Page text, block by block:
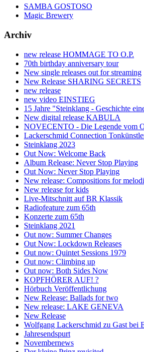
SAMBA GOSTOSO
Magic Brewery
Archiv
new release HOMMAGE TO O.P.
70th birthday anniversary tour
New single releases out for streaming
New Release SHARING SECRETS
new release
new video EINSTIEG
15 Jahre "Steinklang - Geschichte
New digital release KABULA
NOVECENTO - Die Legende vom
Lackerschmid Connection
Steinklang 2023
Out Now: Welcome Back
Album Release: Never Stop Playing
Out Now: Never Stop Playing
New release: Compositions for
New release for kids
Live-Mitschnitt auf BR Klassik
Radiofeature zum 65th
Konzerte zum 65th
Steinklang 2021
Out now: Summer Changes
Out Now: Lockdown Releases
Out now: Quintet Sessions 1979
Out now: Climbing up
Out now: Both Sides Now
KOPFHÖRER AUF! ?
Hörbuch Veröffentlichung
New Release: Ballads for two
New release: LAKE GENEVA
New Release
Wolfgang Lackerschmid zu Gast bei
Jahresendspurt
Novembernews